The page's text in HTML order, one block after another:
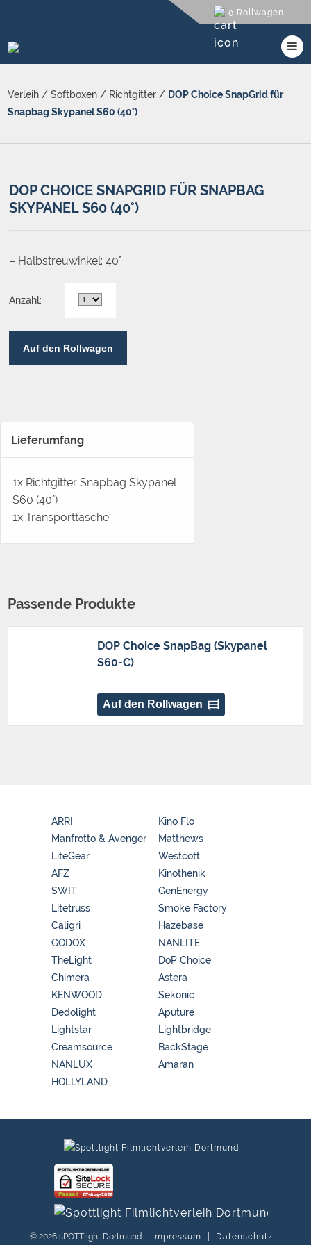
0 Rollwagen
Verleih /Softboxen / Richtgitter / DOP Choice SnapGrid für
Snapbag Skypanel S60 (40°)
DOP CHOICE SNAPGRID FÜR SNAPBAG
SKYPANEL S60 (40°)
– Halbstreuwinkel: 40°
Anzahl:
Auf den Rollwagen
Lieferumfang
1x Richtgitter Snapbag Skypanel
S60 (40°)
1x Transporttasche
Passende Produkte
DOP Choice SnapBag (Skypanel
S60-C)
Auf den Rollwagen
ARRI
Manfrotto & Avenger
LiteGear
AFZ
SWIT
Litetruss
Caligri
GODOX
Kino Flo
Matthews
Westcott
Kinothenik
GenEnergy
Smoke Factory
Hazebase
NANLITE
TheLight
Chimera
KENWOOD
Dedolight
Lightstar
Creamsource
NANLUX
HOLLYLAND
DoP Choice
Astera
Sekonic
Aputure
Lightbridge
BackStage
Amaran
© 2026 sPOTTlight Dortmund Impressum Datenschutz